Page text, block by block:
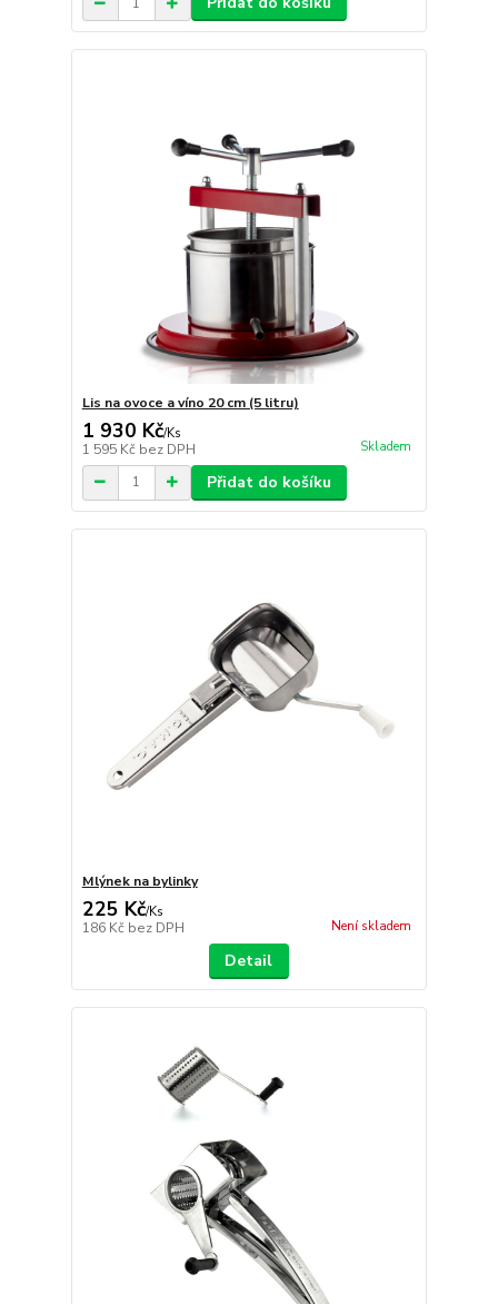
Lis na ovoce a víno 20 cm (5 litru)
1 930 Kč/Ks
1 595 Kč bez DPH Skladem
Přidat do košíku
Mlýnek na bylinky
225 Kč/Ks
186 Kč bez DPH Není skladem
Detail